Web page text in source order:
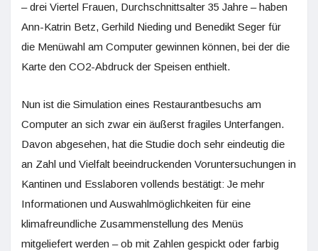
– drei Viertel Frauen, Durchschnittsalter 35 Jahre – haben
Ann-Katrin Betz, Gerhild Nieding und Benedikt Seger für
die Menüwahl am Computer gewinnen können, bei der die
Karte den CO2-Abdruck der Speisen enthielt.
Nun ist die Simulation eines Restaurantbesuchs am
Computer an sich zwar ein äußerst fragiles Unterfangen.
Davon abgesehen, hat die Studie doch sehr eindeutig die
an Zahl und Vielfalt beeindruckenden Voruntersuchungen in
Kantinen und Esslaboren vollends bestätigt: Je mehr
Informationen und Auswahlmöglichkeiten für eine
klimafreundliche Zusammenstellung des Menüs
mitgeliefert werden – ob mit Zahlen gespickt oder farbig